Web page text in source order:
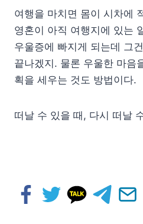
여행을 마치면 몸이 시차에
영혼이 아직 여행지에 있는
우울증에 빠지게 되는데 그
끝나겠지. 물론 우울한 마음
획을 세우는 것도 방법이다.
떠날 수 있을 때, 다시 떠날